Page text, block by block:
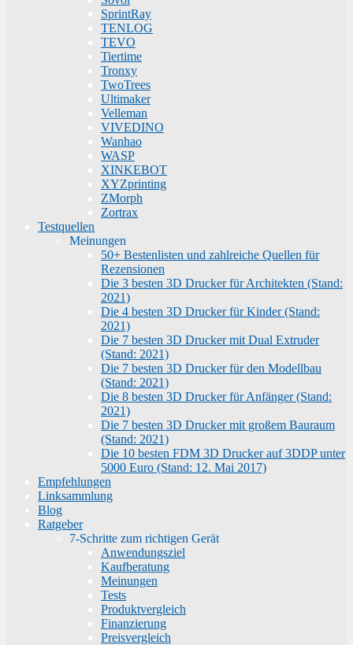
SprintRay
TENLOG
TEVO
Tiertime
Tronxy
TwoTrees
Ultimaker
Velleman
VIVEDINO
Wanhao
WASP
XINKEBOT
XYZprinting
ZMorph
Zortrax
Testquellen
Meinungen
50+ Bestenlisten und zahlreiche Quellen für
Rezensionen
Die 3 besten 3D Drucker für Architekten (Stand:
2021)
Die 4 besten 3D Drucker für Kinder (Stand:
2021)
Die 7 besten 3D Drucker mit Dual Extruder
(Stand: 2021)
Die 7 besten 3D Drucker für den Modellbau
(Stand: 2021)
Die 8 besten 3D Drucker für Anfänger (Stand:
2021)
Die 7 besten 3D Drucker mit großem Bauraum
(Stand: 2021)
Die 10 besten FDM 3D Drucker auf 3DDP unter
5000 Euro (Stand: 12. Mai 2017)
Empfehlungen
Linksammlung
Blog
Ratgeber
7-Schritte zum richtigen Gerät
Anwendungsziel
Kaufberatung
Meinungen
Tests
Produktvergleich
Finanzierung
Preisvergleich